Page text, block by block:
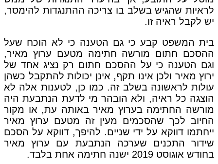
לראיות שהגיש בשלב בו צריכה ההתנגדות להימסר,
יש לקבל ראיה זו.
בית המשפט קבע כי גם הטענה כי לא הוכח שעל
ההסכם חתום מורשה חתימה מטעם ערוץ מאיר,
וגם הטענה כי על ההסכם חתום רק נציג אחד של
ירוץ מאיר ולכן אינו תקף, אינן יכולות להתקבל כשהן
עולות לראשונה בשלב זה. כמו כן, לטענות אלה לא
הוצגה כל ראיה, ולא הובהר מי לדעת הנתבעת היה
מורשה החתימה בערוץ מאיר באותה עת, או מקור
החיוב לכך שהסכמים מעין זה מטעם ערוץ מאיר
ייחתמו דווקא על ידי שניים. להיפך, דווקא על הסכם
שידור התכנים שערכה הנתבעת עם ערוץ מאיר
בחודש אוגוסט 2019 ישנה חתימה אחת בלבד.